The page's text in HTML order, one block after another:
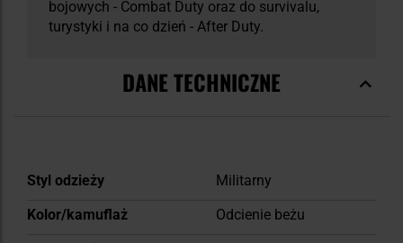
bojowych - Combat Duty oraz do survivalu,
turystyki i na co dzień - After Duty.
DANE TECHNICZNE
Więcej
Styl odzieży
Militarny
Kolor/kamuflaż
Odcienie beżu